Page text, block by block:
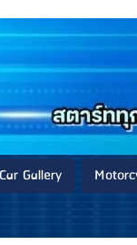
Car Gallery